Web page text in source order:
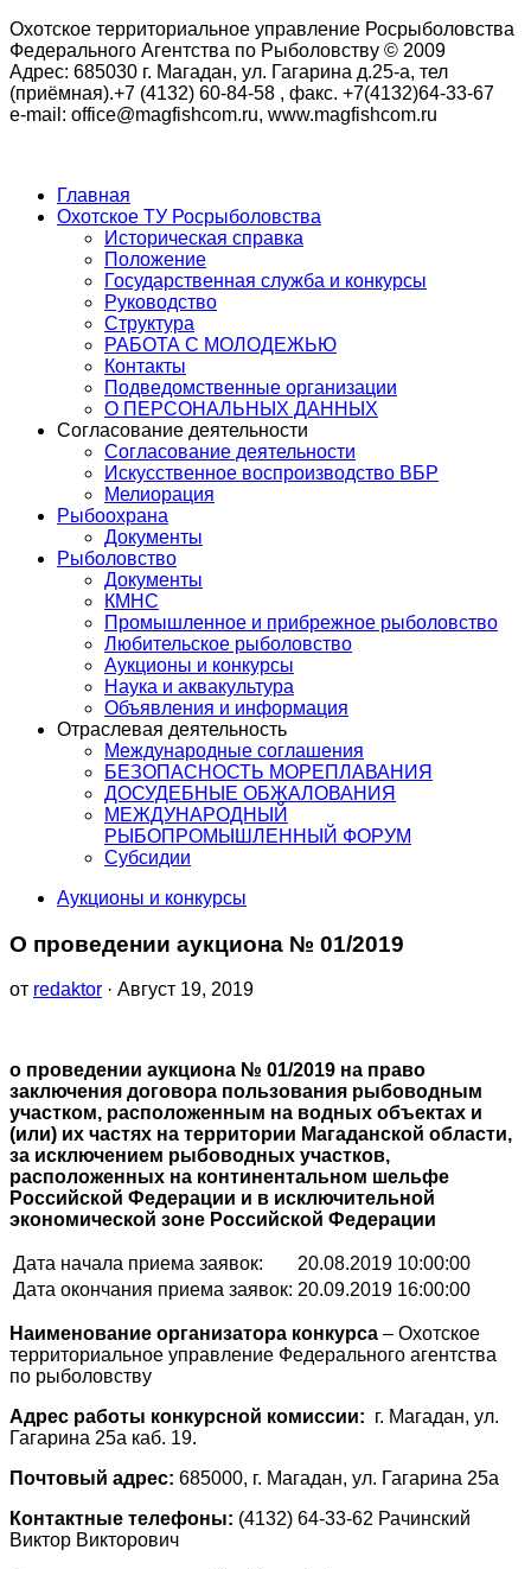
Охотское территориальное управление Росрыболовства
Федерального Агентства по Рыболовству © 2009
Адрес: 685030 г. Магадан, ул. Гагарина д.25-а, тел
(приёмная).+7 (4132) 60-84-58 , факс. +7(4132)64-33-67
e-mail: office@magfishcom.ru, www.magfishcom.ru
Главная
Охотское ТУ Росрыболовства
Историческая справка
Положение
Государственная служба и конкурсы
Руководство
Структура
РАБОТА С МОЛОДЕЖЬЮ
Контакты
Подведомственные организации
О ПЕРСОНАЛЬНЫХ ДАННЫХ
Согласование деятельности
Согласование деятельности
Искусственное воспроизводство ВБР
Мелиорация
Рыбоохрана
Документы
Рыболовство
Документы
КМНС
Промышленное и прибрежное рыболовство
Любительское рыболовство
Аукционы и конкурсы
Наука и аквакультура
Объявления и информация
Отраслевая деятельность
Международные соглашения
БЕЗОПАСНОСТЬ МОРЕПЛАВАНИЯ
ДОСУДЕБНЫЕ ОБЖАЛОВАНИЯ
МЕЖДУНАРОДНЫЙ
РЫБОПРОМЫШЛЕННЫЙ ФОРУМ
Субсидии
Аукционы и конкурсы
О проведении аукциона № 01/2019
от redaktor · Август 19, 2019
о проведении аукциона № 01/2019 на право
заключения договора пользования рыбоводным
участком, расположенным на водных объектах и
(или) их частях на территории Магаданской области,
за исключением рыбоводных участков,
расположенных на континентальном шельфе
Российской Федерации и в исключительной
экономической зоне Российской Федерации
Дата начала приема заявок:
20.08.2019 10:00:00
Дата окончания приема заявок: 20.09.2019 16:00:00
Наименование организатора конкурса – Охотское
территориальное управление Федерального агентства
по рыболовству
Адрес работы конкурсной комиссии: г. Магадан, ул.
Гагарина 25а каб. 19.
Почтовый адрес: 685000, г. Магадан, ул. Гагарина 25а
Контактные телефоны: (4132) 64-33-62 Рачинский
Виктор Викторович